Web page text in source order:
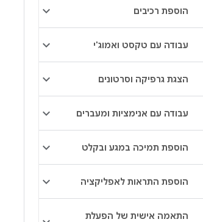
הוספת רכיבים
עבודה עם טקסט ואמוג'י
הצגת גרפיקה וסרטונים
עבודה עם אנימציות ומעברים
הוספת תמיכה במגע ובקלט
הוספת התראות לאפליקציה
התאמה אישית של הפעלת